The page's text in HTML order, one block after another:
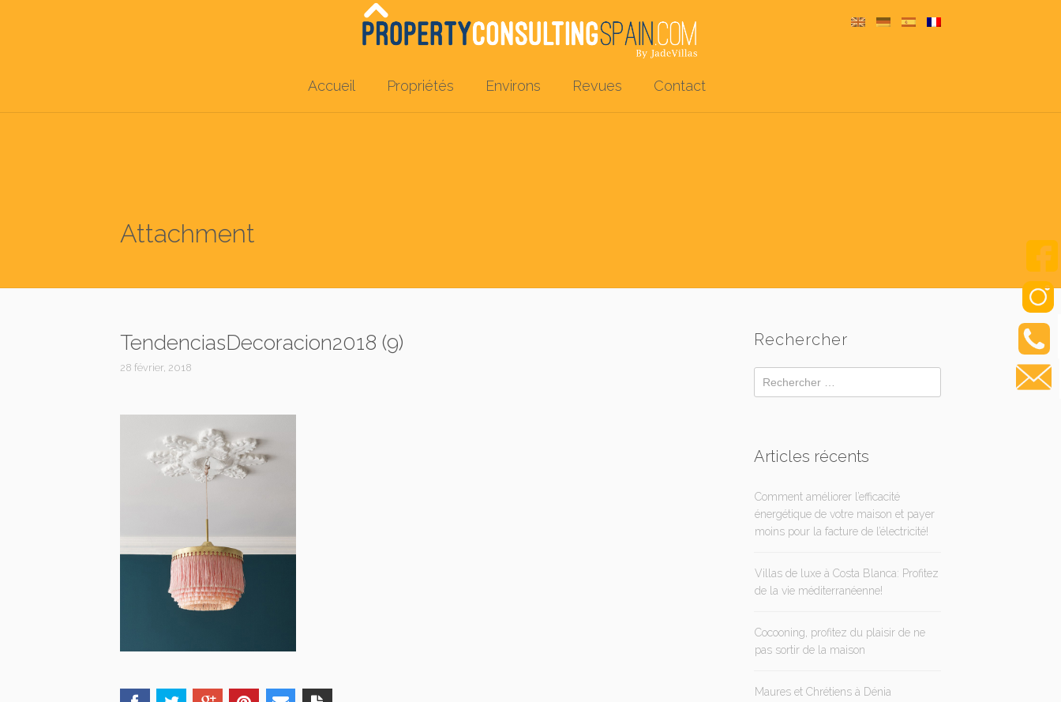
Accueil Propriétés Environs Revues Contact
Attachment
TendenciasDecoracion2018 (9)
28 février, 2018
Rechercher
Articles récents
Comment améliorer l’efficacité
énergétique de votre maison et payer
moins pour la facture de l’électricité!
Villas de luxe à Costa Blanca: Profitez
de la vie méditerranéenne!
Cocooning, profitez du plaisir de ne
pas sortir de la maison
Maures et Chrétiens à Dénia